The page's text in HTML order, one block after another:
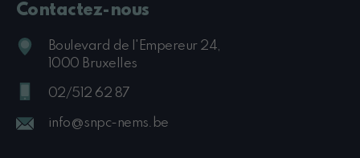
Contactez-nous
Boulevard de l'Empereur 24,
1000 Bruxelles
02/512 62 87
info@snpc-nems.be